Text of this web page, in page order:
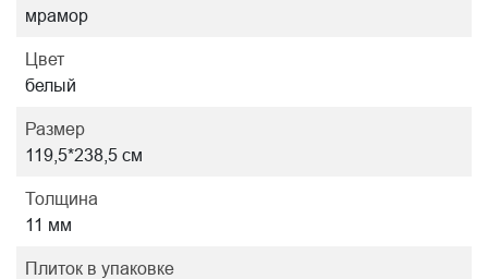
мрамор
Цвет
белый
Размер
119,5*238,5 см
Толщина
11 мм
Плиток в упаковке